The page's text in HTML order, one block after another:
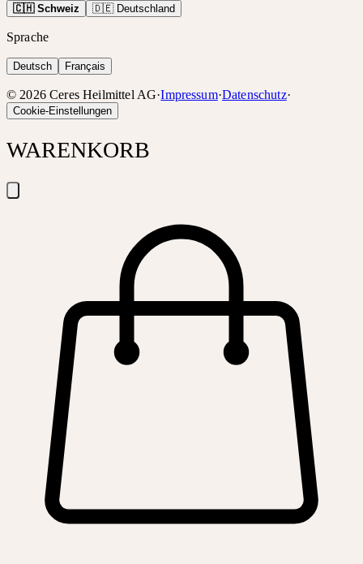
🇨🇭 Schweiz 🇩🇪 Deutschland
Sprache
Deutsch Français
© 2026 Ceres Heilmittel AG·Impressum·Datenschutz·
Cookie-Einstellungen
WARENKORB